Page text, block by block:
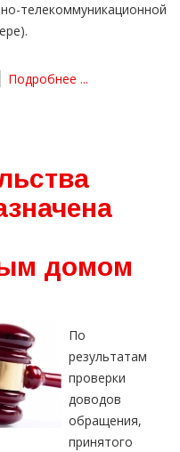
телекоммуникационной
Подробнее ...
домом
По
результатам
проверки
доводов
обращения,
принятого